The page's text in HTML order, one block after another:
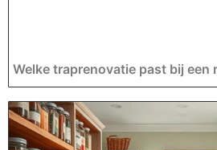
Welke traprenovatie past bij een